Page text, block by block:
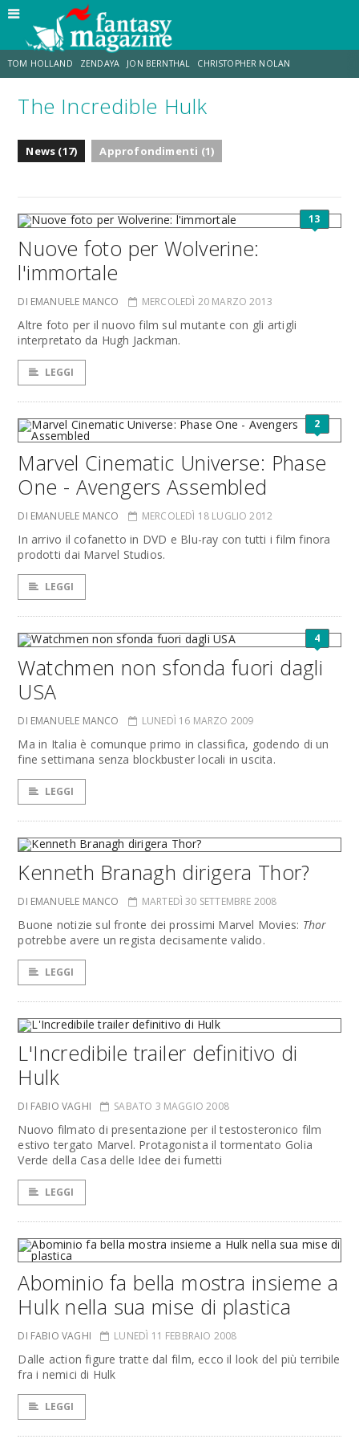
TOM HOLLAND ZENDAYA JON BERNTHAL CHRISTOPHER NOLAN
STRANIMONDI LUCCA COMICS & GAMES ODISSEA
The Incredible Hulk
News (17) Approfondimenti (1)
13
Nuove foto per Wolverine:
l'immortale
DI EMANUELE MANCO MERCOLEDÌ 20 MARZO 2013
Altre foto per il nuovo film sul mutante con gli artigli
interpretato da Hugh Jackman.
LEGGI
2
Marvel Cinematic Universe: Phase
One - Avengers Assembled
DI EMANUELE MANCO MERCOLEDÌ 18 LUGLIO 2012
In arrivo il cofanetto in DVD e Blu-ray con tutti i film finora
prodotti dai Marvel Studios.
LEGGI
4
Watchmen non sfonda fuori dagli
USA
DI EMANUELE MANCO LUNEDÌ 16 MARZO 2009
Ma in Italia è comunque primo in classifica, godendo di un
fine settimana senza blockbuster locali in uscita.
LEGGI
Kenneth Branagh dirigera Thor?
DI EMANUELE MANCO MARTEDÌ 30 SETTEMBRE 2008
Buone notizie sul fronte dei prossimi Marvel Movies: Thor
potrebbe avere un regista decisamente valido.
LEGGI
L'Incredibile trailer definitivo di
Hulk
DI FABIO VAGHI SABATO 3 MAGGIO 2008
Nuovo filmato di presentazione per il testosteronico film
estivo tergato Marvel. Protagonista il tormentato Golia
Verde della Casa delle Idee dei fumetti
LEGGI
Abominio fa bella mostra insieme a
Hulk nella sua mise di plastica
DI FABIO VAGHI LUNEDÌ 11 FEBBRAIO 2008
Dalle action figure tratte dal film, ecco il look del più terribile
fra i nemici di Hulk
LEGGI